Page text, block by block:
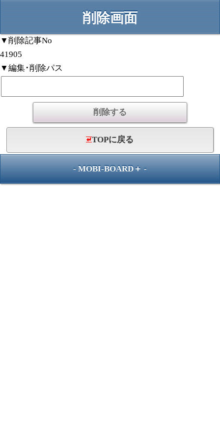
削除画面
▼削除記事No
41905
▼編集･削除パス
TOPに戻る
- MOBI-BOARD＋ -